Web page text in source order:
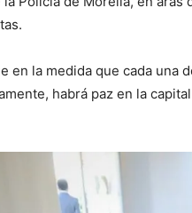
en la medida que cada una
habrá paz en la